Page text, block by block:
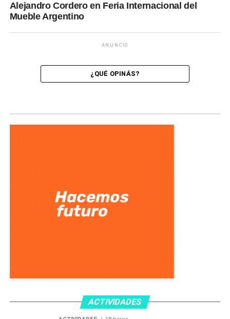
Alejandro Cordero en Feria Internacional del
Mueble Argentino
ANUNCIO
¿QUÉ OPINÁS?
ACTIVIDADES